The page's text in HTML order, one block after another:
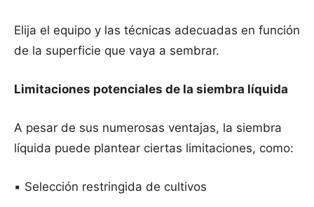
Elija el equipo y las técnicas adecuadas en función
de la superficie que vaya a sembrar.
Limitaciones potenciales de la siembra líquida
A pesar de sus numerosas ventajas, la siembra
líquida puede plantear ciertas limitaciones, como:
▪️ Selección restringida de cultivos